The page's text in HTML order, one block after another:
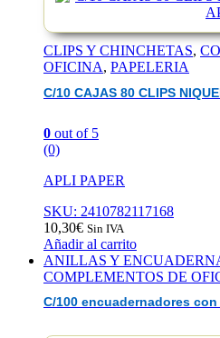
CLIPS Y CHINCHETAS,
OFICINA, PAPELERIA
C/10 CAJAS 80 CLIPS
0 out of 5
(0)
APLI PAPER
SKU: 2410782117168
10,30€ Sin IVA
Añadir al carrito
ANILLAS Y
COMPLEMENTOS DE
C/100 encuadernadores